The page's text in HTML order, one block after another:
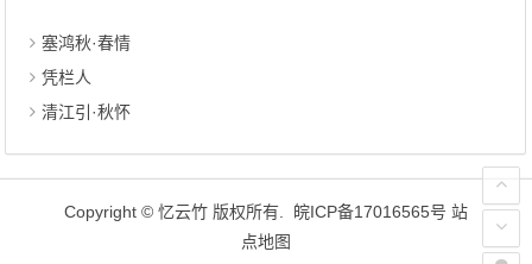
塞鸿秋·春情
凭栏人
清江引·秋怀
Copyright © 忆云竹 版权所有. 皖ICP备17016565号 站
点地图